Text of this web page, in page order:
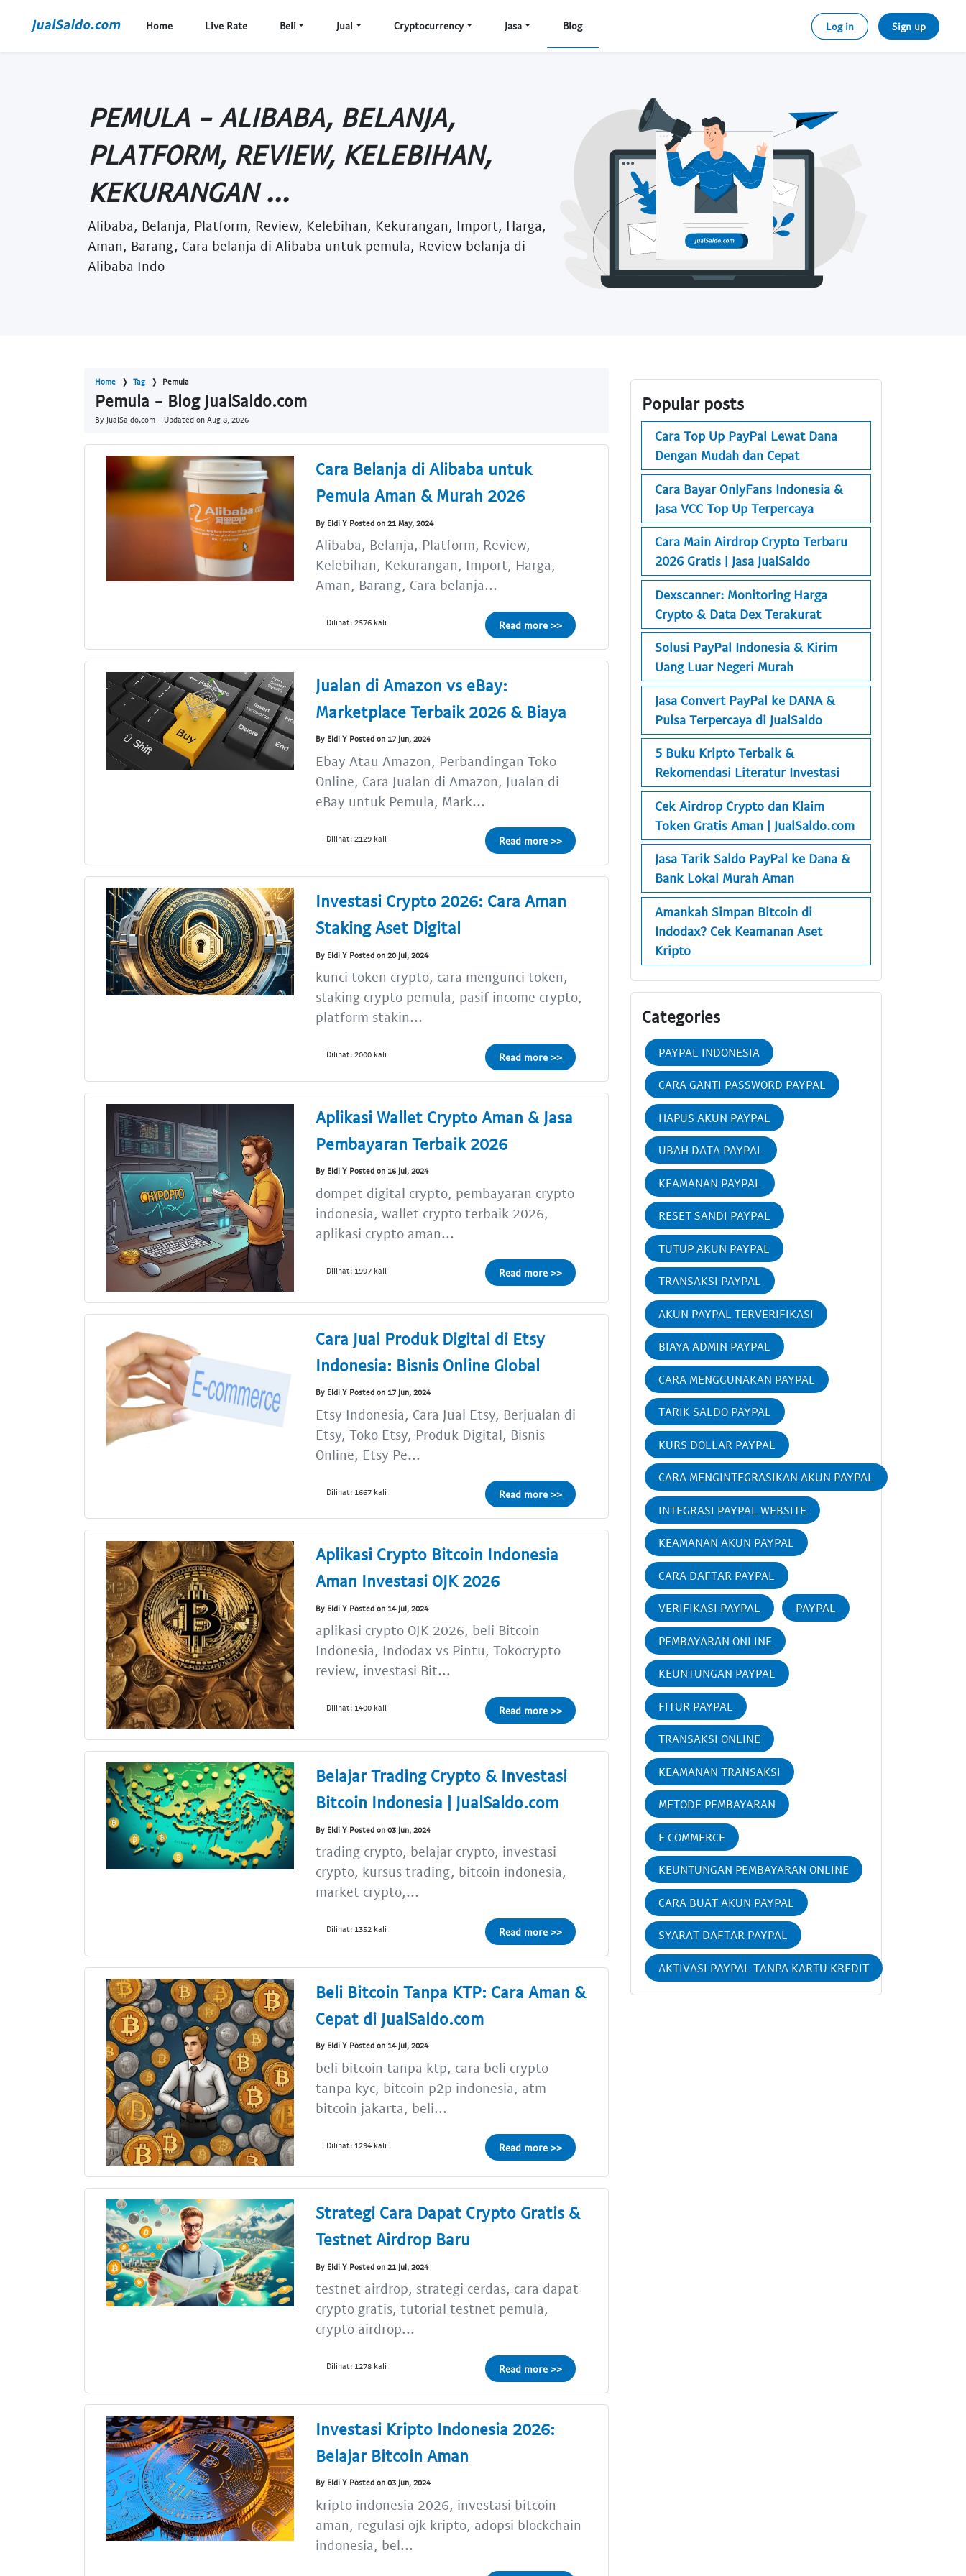
Home Live Rate Beli Jual Cryptocurrency Jasa Blog Log in Sign up
PEMULA - ALIBABA, BELANJA,
PLATFORM, REVIEW, KELEBIHAN,
KEKURANGAN ...
Alibaba, Belanja, Platform, Review, Kelebihan, Kekurangan, Import, Harga,
Aman, Barang, Cara belanja di Alibaba untuk pemula, Review belanja di
Alibaba Indo
Home Tag Pemula
Pemula - Blog JualSaldo.com
By JualSaldo.com - Updated on Aug 8, 2026
Cara Belanja di Alibaba untuk
Pemula Aman & Murah 2026
By Eldi Y Posted on 21 May, 2024
Alibaba, Belanja, Platform, Review,
Kelebihan, Kekurangan, Import, Harga,
Aman, Barang, Cara belanja...
Dilihat: 2576 kali Read more >>
Jualan di Amazon vs eBay:
Marketplace Terbaik 2026 & Biaya
By Eldi Y Posted on 17 Jun, 2024
Ebay Atau Amazon, Perbandingan Toko
Online, Cara Jualan di Amazon, Jualan di
eBay untuk Pemula, Mark...
Dilihat: 2129 kali Read more >>
Investasi Crypto 2026: Cara Aman
Staking Aset Digital
By Eldi Y Posted on 20 Jul, 2024
kunci token crypto, cara mengunci token,
staking crypto pemula, pasif income crypto,
platform stakin...
Dilihat: 2000 kali Read more >>
Aplikasi Wallet Crypto Aman & Jasa
Pembayaran Terbaik 2026
By Eldi Y Posted on 16 Jul, 2024
dompet digital crypto, pembayaran crypto
indonesia, wallet crypto terbaik 2026,
aplikasi crypto aman...
Dilihat: 1997 kali Read more >>
Cara Jual Produk Digital di Etsy
Indonesia: Bisnis Online Global
By Eldi Y Posted on 17 Jun, 2024
Etsy Indonesia, Cara Jual Etsy, Berjualan di
Etsy, Toko Etsy, Produk Digital, Bisnis
Online, Etsy Pe...
Dilihat: 1667 kali Read more >>
Aplikasi Crypto Bitcoin Indonesia
Aman Investasi OJK 2026
By Eldi Y Posted on 14 Jul, 2024
aplikasi crypto OJK 2026, beli Bitcoin
Indonesia, Indodax vs Pintu, Tokocrypto
review, investasi Bit...
Dilihat: 1400 kali Read more >>
Belajar Trading Crypto & Investasi
Bitcoin Indonesia | JualSaldo.com
By Eldi Y Posted on 03 Jun, 2024
trading crypto, belajar crypto, investasi
crypto, kursus trading, bitcoin indonesia,
market crypto,...
Dilihat: 1352 kali Read more >>
Beli Bitcoin Tanpa KTP: Cara Aman &
Cepat di JualSaldo.com
By Eldi Y Posted on 14 Jul, 2024
beli bitcoin tanpa ktp, cara beli crypto
tanpa kyc, bitcoin p2p indonesia, atm
bitcoin jakarta, beli...
Dilihat: 1294 kali Read more >>
Strategi Cara Dapat Crypto Gratis &
Testnet Airdrop Baru
By Eldi Y Posted on 21 Jul, 2024
testnet airdrop, strategi cerdas, cara dapat
crypto gratis, tutorial testnet pemula,
crypto airdrop...
Dilihat: 1278 kali Read more >>
Investasi Kripto Indonesia 2026:
Belajar Bitcoin Aman
By Eldi Y Posted on 03 Jun, 2024
kripto indonesia 2026, investasi bitcoin
aman, regulasi ojk kripto, adopsi blockchain
indonesia, bel...
Popular posts
Cara Top Up PayPal Lewat Dana
Dengan Mudah dan Cepat
Cara Bayar OnlyFans Indonesia &
Jasa VCC Top Up Terpercaya
Cara Main Airdrop Crypto Terbaru
2026 Gratis | Jasa JualSaldo
Dexscanner: Monitoring Harga
Crypto & Data Dex Terakurat
Solusi PayPal Indonesia & Kirim
Uang Luar Negeri Murah
Jasa Convert PayPal ke DANA &
Pulsa Terpercaya di JualSaldo
5 Buku Kripto Terbaik &
Rekomendasi Literatur Investasi
Cek Airdrop Crypto dan Klaim
Token Gratis Aman | JualSaldo.com
Jasa Tarik Saldo PayPal ke Dana &
Bank Lokal Murah Aman
Amankah Simpan Bitcoin di
Indodax? Cek Keamanan Aset
Kripto
Categories
PAYPAL INDONESIA
CARA GANTI PASSWORD PAYPAL
HAPUS AKUN PAYPAL
UBAH DATA PAYPAL
KEAMANAN PAYPAL
RESET SANDI PAYPAL
TUTUP AKUN PAYPAL
TRANSAKSI PAYPAL
AKUN PAYPAL TERVERIFIKASI
BIAYA ADMIN PAYPAL
CARA MENGGUNAKAN PAYPAL
TARIK SALDO PAYPAL
KURS DOLLAR PAYPAL
CARA MENGINTEGRASIKAN AKUN PAYPAL
INTEGRASI PAYPAL WEBSITE
KEAMANAN AKUN PAYPAL
CARA DAFTAR PAYPAL
VERIFIKASI PAYPAL PAYPAL
PEMBAYARAN ONLINE
KEUNTUNGAN PAYPAL
FITUR PAYPAL
TRANSAKSI ONLINE
KEAMANAN TRANSAKSI
METODE PEMBAYARAN
E COMMERCE
KEUNTUNGAN PEMBAYARAN ONLINE
CARA BUAT AKUN PAYPAL
SYARAT DAFTAR PAYPAL
AKTIVASI PAYPAL TANPA KARTU KREDIT